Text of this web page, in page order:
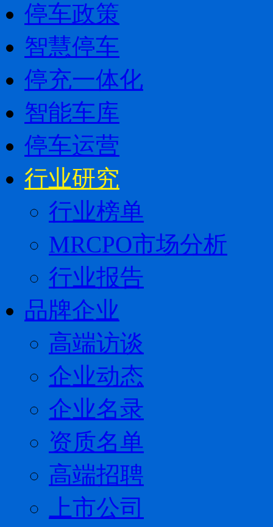
停车政策
智慧停车
停充一体化
智能车库
停车运营
行业研究
行业榜单
MRCPO市场分析
行业报告
品牌企业
高端访谈
企业动态
企业名录
资质名单
高端招聘
上市公司